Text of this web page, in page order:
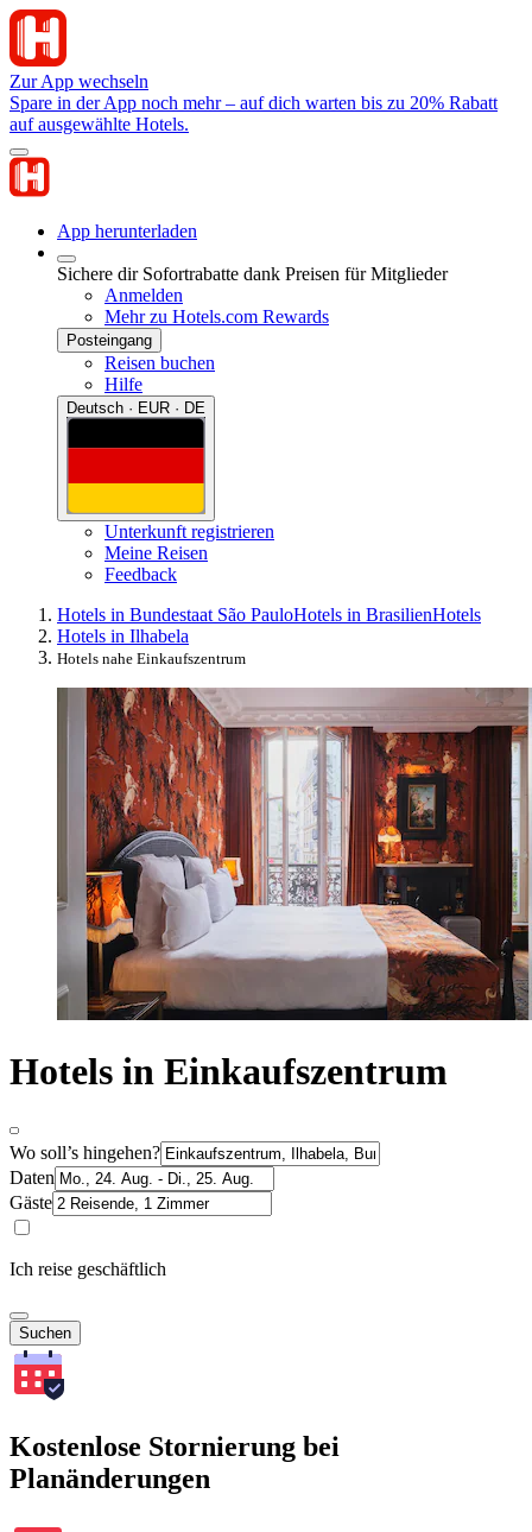
Zur App wechseln
Spare in der App noch mehr – auf dich warten bis zu 20% Rabatt
auf ausgewählte Hotels.
App herunterladen
Sichere dir Sofortrabatte dank Preisen für Mitglieder
Anmelden
Mehr zu Hotels.com Rewards
Posteingang
Reisen buchen
Hilfe
Deutsch · EUR · DE
Unterkunft registrieren
Meine Reisen
Feedback
Hotels in Bundestaat São PauloHotels in BrasilienHotels
Hotels in Ilhabela
Hotels nahe Einkaufszentrum
Hotels in Einkaufszentrum
Wo soll’s hingehen?
Daten
Gäste
Ich reise geschäftlich
Suchen
Kostenlose Stornierung bei
Planänderungen